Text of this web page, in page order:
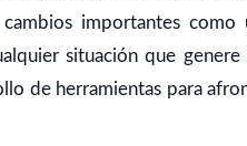
importantes como
situación que
de herramientas para